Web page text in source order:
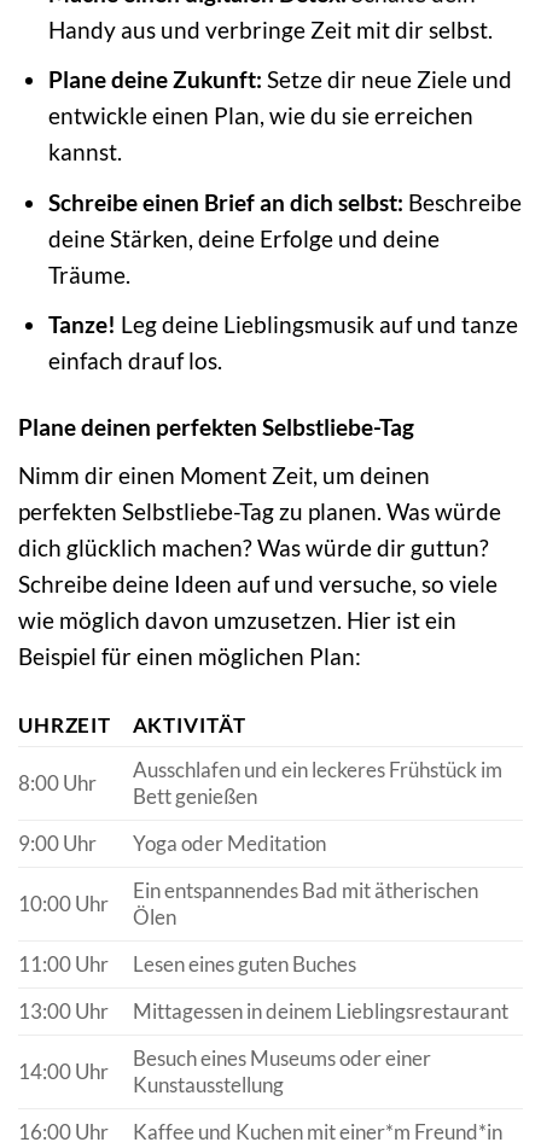
Handy aus und verbringe Zeit mit dir selbst.
Plane deine Zukunft: Setze dir neue Ziele und
entwickle einen Plan, wie du sie erreichen
kannst.
Schreibe einen Brief an dich selbst: Beschreibe
deine Stärken, deine Erfolge und deine
Träume.
Tanze! Leg deine Lieblingsmusik auf und tanze
einfach drauf los.
Plane deinen perfekten Selbstliebe-Tag
Nimm dir einen Moment Zeit, um deinen
perfekten Selbstliebe-Tag zu planen. Was würde
dich glücklich machen? Was würde dir guttun?
Schreibe deine Ideen auf und versuche, so viele
wie möglich davon umzusetzen. Hier ist ein
Beispiel für einen möglichen Plan:
UHRZEIT AKTIVITÄT
8:00 Uhr
Ausschlafen und ein leckeres Frühstück im
Bett genießen
9:00 Uhr
Yoga oder Meditation
10:00 Uhr
Ein entspannendes Bad mit ätherischen
Ölen
11:00 Uhr
Lesen eines guten Buches
13:00 Uhr
Mittagessen in deinem Lieblingsrestaurant
14:00 Uhr
Besuch eines Museums oder einer
Kunstausstellung
16:00 Uhr
Kaffee und Kuchen mit einer*m Freund*in